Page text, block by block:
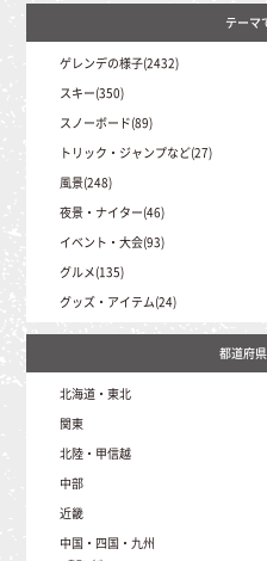
ゲレンデの様子(2432)
スキー(350)
スノーボード(89)
トリック・ジャンプなど(27)
風景(248)
夜景・ナイター(46)
イベント・大会(93)
グルメ(135)
グッズ・アイテム(24)
北海道・東北
北海道（41）
青森（1）
岩手（16）
山形（48）
宮城（17）
福島（102）
関東
茨城（0）
埼玉（2）
栃木（12）
千葉（0）
東京（0）
神奈川（0）
北陸・甲信越
新潟（396）
富山（14）
石川（1）
山梨（52）
中部
静岡（6）
愛知（8）
岐阜（335）
近畿
三重（2）
滋賀（33）
中国・四国・九州